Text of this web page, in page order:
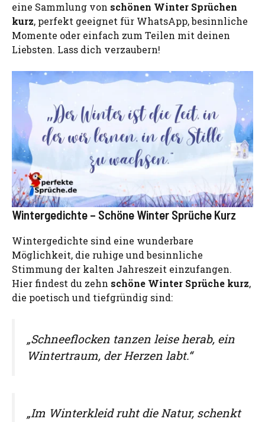
eine Sammlung von schönen Winter Sprüchen
kurz, perfekt geeignet für WhatsApp, besinnliche
Momente oder einfach zum Teilen mit deinen
Liebsten. Lass dich verzaubern!
Wintergedichte – Schöne Winter Sprüche Kurz
Wintergedichte sind eine wunderbare
Möglichkeit, die ruhige und besinnliche
Stimmung der kalten Jahreszeit einzufangen.
Hier findest du zehn schöne Winter Sprüche kurz,
die poetisch und tiefgründig sind:
„Schneeflocken tanzen leise herab, ein
Wintertraum, der Herzen labt.“
„Im Winterkleid ruht die Natur, schenkt